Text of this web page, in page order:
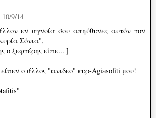
10/9/14
εν αγνοία σου απηύθυνες αυτόν τον
Σόνια",
ο ξεφτέρης είπε... ]
είπεν ο άλλος "ανιδεο" κυρ-Agiasofiti μου!